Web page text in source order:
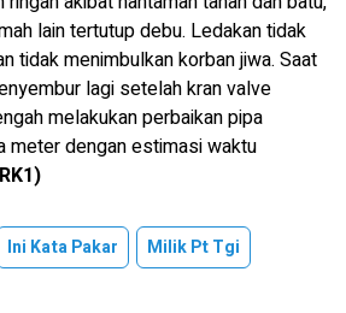
lain tertutup debu. Ledakan tidak
tidak menimbulkan korban jiwa. Saat
lagi setelah kran valve
melakukan perbaikan pipa
meter dengan estimasi waktu
RK1)
Ini Kata Pakar
Milik Pt Tgi